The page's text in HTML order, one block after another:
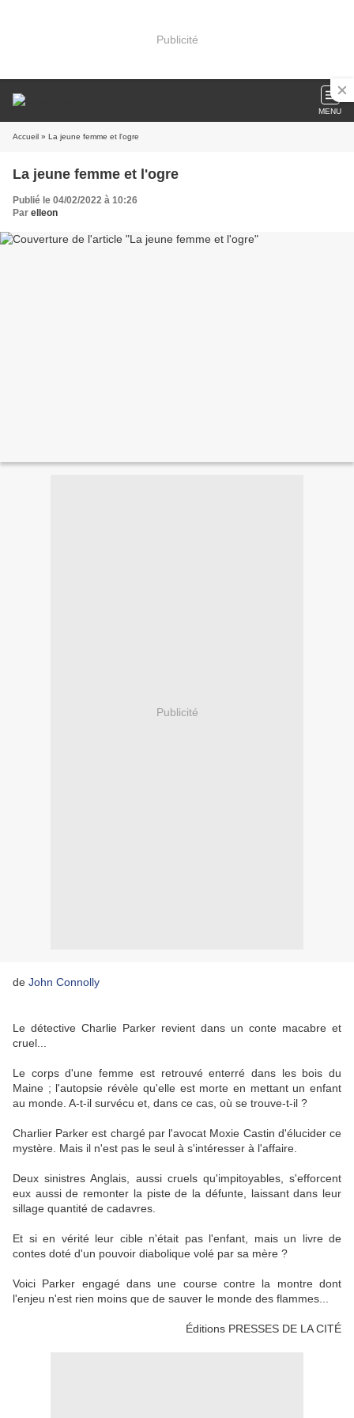
Publicité
MENU
Accueil » La jeune femme et l'ogre
La jeune femme et l'ogre
Publié le 04/02/2022 à 10:26
Par elleon
Publicité
de John Connolly
Le détective Charlie Parker revient dans un conte macabre et
cruel...
Le corps d'une femme est retrouvé enterré dans les bois du
Maine ; l'autopsie révèle qu'elle est morte en mettant un enfant
au monde. A-t-il survécu et, dans ce cas, où se trouve-t-il ?
Charlier Parker est chargé par l'avocat Moxie Castin d'élucider ce
mystère. Mais il n'est pas le seul à s'intéresser à l'affaire.
Deux sinistres Anglais, aussi cruels qu'impitoyables, s'efforcent
eux aussi de remonter la piste de la défunte, laissant dans leur
sillage quantité de cadavres.
Et si en vérité leur cible n'était pas l'enfant, mais un livre de
contes doté d'un pouvoir diabolique volé par sa mère ?
Voici Parker engagé dans une course contre la montre dont
l'enjeu n'est rien moins que de sauver le monde des flammes...
Éditions PRESSES DE LA CITÉ